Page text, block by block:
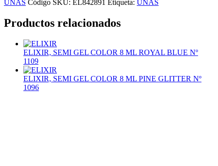
UÑAS Código SKU: EL842891 Etiqueta: UÑAS
Productos relacionados
ELIXIR, SEMI GEL COLOR 8 ML ROYAL BLUE Nº
1109
ELIXIR, SEMI GEL COLOR 8 ML PINE GLITTER Nº
1096